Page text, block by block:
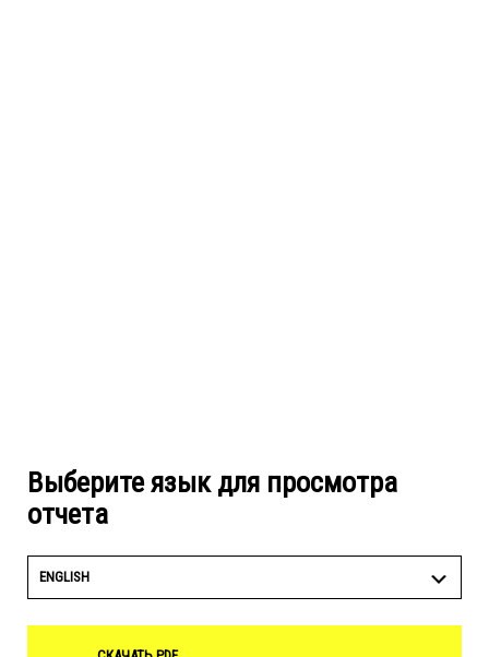
Выберите язык для просмотра
отчета
ENGLISH